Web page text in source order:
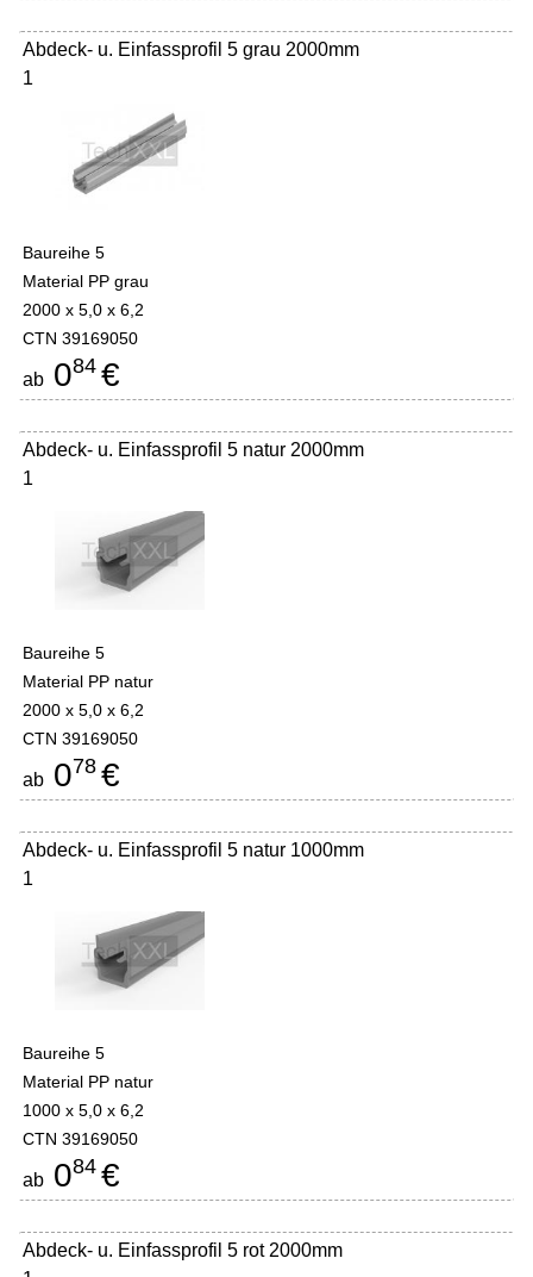
Abdeck- u. Einfassprofil 5 grau 2000mm
1
Baureihe 5
Material PP grau
2000 x 5,0 x 6,2
CTN 39169050
ab 084 €
Abdeck- u. Einfassprofil 5 natur 2000mm
1
Baureihe 5
Material PP natur
2000 x 5,0 x 6,2
CTN 39169050
ab 078 €
Abdeck- u. Einfassprofil 5 natur 1000mm
1
Baureihe 5
Material PP natur
1000 x 5,0 x 6,2
CTN 39169050
ab 084 €
Abdeck- u. Einfassprofil 5 rot 2000mm